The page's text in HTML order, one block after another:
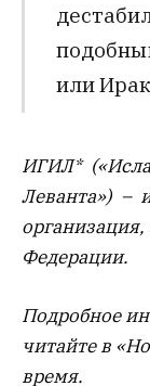
или
ИГИЛ*
Леванта») –
Федерации.
Подробное
читайте в
время.